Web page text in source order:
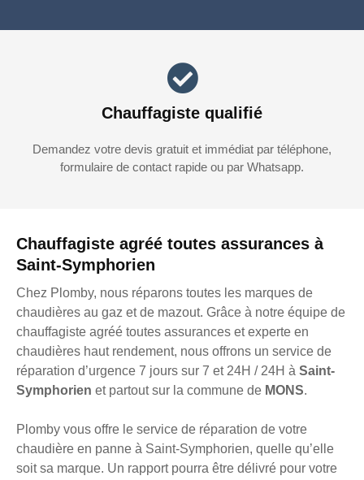
Chauffagiste agréé toutes assurances à
Saint-Symphorien
Chez Plomby, nous réparons toutes les marques de
chaudières au gaz et de mazout. Grâce à notre équipe de
chauffagiste agréé toutes assurances et experte en
chaudières haut rendement, nous offrons un service de
réparation d’urgence 7 jours sur 7 et 24H / 24H à Saint-
Symphorien et partout sur la commune de MONS.
Plomby vous offre le service de réparation de votre
chaudière en panne à Saint-Symphorien, quelle qu’elle
soit sa marque. Un rapport pourra être délivré pour votre
Chauffagiste qualifié
Demandez votre devis gratuit et immédiat par téléphone,
formulaire de contact rapide ou par Whatsapp.